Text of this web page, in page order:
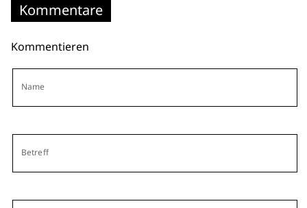
Kommentare
Kommentieren
Name
Betreff